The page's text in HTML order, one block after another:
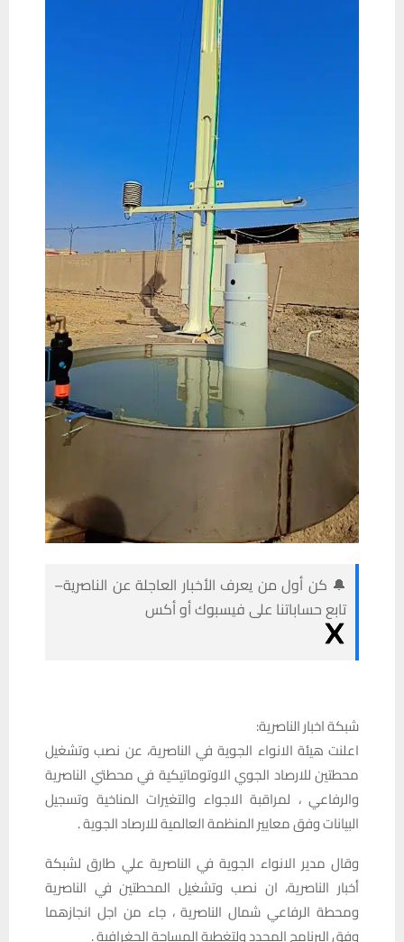
🔔 كن أول من يعرف الأخبار العاجلة عن الناصرية–
تابع حساباتنا على فيسبوك أو أكس
شبكة اخبار الناصرية:
اعلنت هيئة الانواء الجوية في الناصرية، عن نصب وتشغيل
محطتين للارصاد الجوي الاوتوماتيكية في محطتي الناصرية
والرفاعي ، لمراقبة الاجواء والتغيرات المناخية وتسجيل
البيانات وفق معايير المنظمة العالمية للارصاد الجوية .
وقال مدير الانواء الجوية في الناصرية علي طارق لشبكة
أخبار الناصرية، ان نصب وتشغيل المحطتين في الناصرية
ومحطة الرفاعي شمال الناصرية ، جاء من اجل انجازهما
وفق البرنامج المحدد ولتغطية المساحة الجغرافية .